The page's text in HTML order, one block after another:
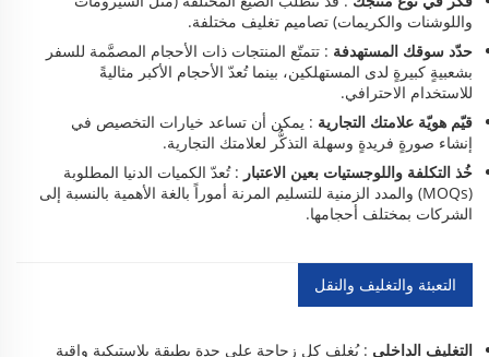
واللوشنات والكريمات) تصاميم تغليف مختلفة.
حدّد سوقك المستهدفة : تتمتّع المنتجات ذات الأحجام المصمَّمة للسفر
بشعبيةٍ كبيرةٍ لدى المستهلكين، بينما تُعدّ الأحجام الأكبر مثاليةً
للاستخدام الاحترافي.
قيّم هويّة علامتك التجارية : يمكن أن تساعد خيارات التخصيص في
إنشاء صورةٍ فريدةٍ وسهلة التذكُّر لعلامتك التجارية.
خُذ التكلفة واللوجستيات بعين الاعتبار : تُعدّ الكميات الدنيا المطلوبة
(MOQs) والمدد الزمنية للتسليم المرنة أموراً بالغة الأهمية بالنسبة إلى
الشركات بمختلف أحجامها.
التعبئة والتغليف والنقل
التغليف الداخلي : يُغلف كل زجاجةٍ على حدةٍ بطبقةٍ بلاستيكيةٍ واقيةٍ